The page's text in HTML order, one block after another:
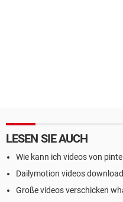
LESEN SIE AUCH
Wie kann ich videos von
Dailymotion videos
Große videos verschicken